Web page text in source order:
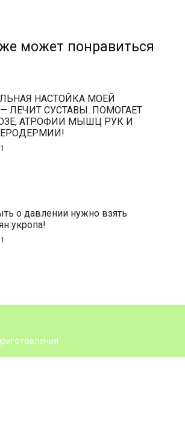
может понравиться
НАСТОЙКА МОЕЙ
ЛЕЧИТ СУСТАВЫ. ПОМОГАЕТ
АТРОФИИ МЫШЦ РУК И
о давлении нужно взять
укропа!